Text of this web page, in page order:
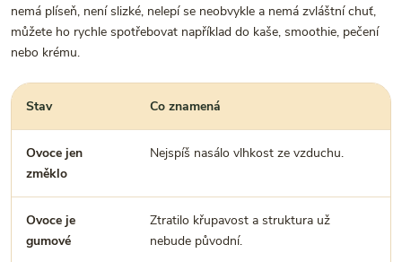
nemá plíseň, není slizké, nelepí se neobvykle a nemá zvláštní chuť,
můžete ho rychle spotřebovat například do kaše, smoothie, pečení
nebo krému.
Stav Co znamená
Ovoce jen
změklo
Nejspíš nasálo vlhkost ze vzduchu.
Ovoce je
gumové
Ztratilo křupavost a struktura už
nebude původní.